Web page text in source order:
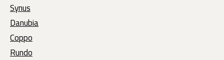
Synus
Danubia
Coppo
Rundo